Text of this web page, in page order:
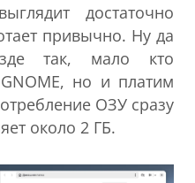
достаточно
привычно. Ну да
так, мало кто
но и платим
ОЗУ сразу
около 2 ГБ.